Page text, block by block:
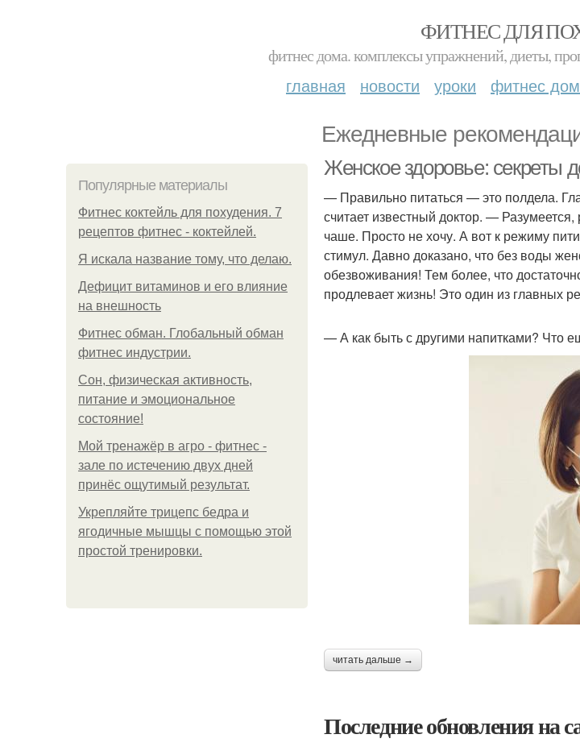
ФИТНЕС ДЛЯ
фитнес дома. комплексы упражнений, диеты,
главная новости уроки фитнес
Ежедневные
Популярные материалы
Фитнес коктейль для похудения. 7
рецептов фитнес - коктейлей.
Я искала название тому, что делаю.
Дефицит витаминов и его влияние
на внешность
Фитнес обман. Глобальный обман
фитнес индустрии.
Сон, физическая активность,
питание и эмоциональное
состояние!
Мой тренажёр в агро - фитнес -
зале по истечению двух дней
принёс ощутимый результат.
Укрепляйте трицепс бедра и
ягодичные мышцы с помощью этой
простой тренировки.
Женское здоровье: секреты
— Правильно питаться — это полдела.
считает известный доктор. —
чаше. Просто не хочу. А вот к режиму
стимул. Давно доказано, что без воды
обезвоживания! Тем более, что
продлевает жизнь! Это один из главных
— А как быть с другими напитками? Что
читать дальше →
Последние обновления на